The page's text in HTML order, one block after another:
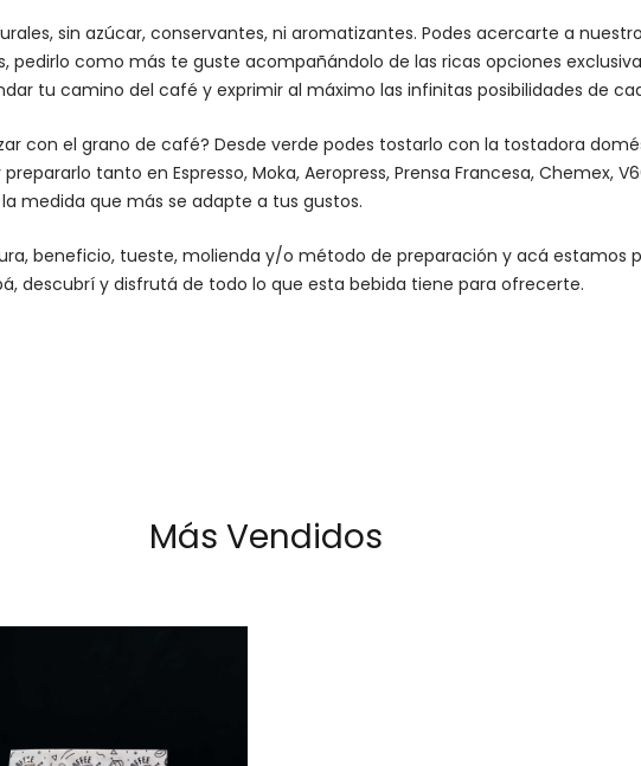
sin azúcar, conservantes, ni aromatizantes. Podes acercarte a
pedirlo como más te guste acompañándolo de las ricas opciones
tu camino del café y exprimir al máximo las infinitas posibilidades de
con el grano de café? Desde verde podes tostarlo con la tostadora
tanto en Espresso, Moka, Aeropress, Prensa Francesa, Chemex,
medida que más se adapte a tus gustos.
beneficio, tueste, molienda y/o método de preparación y acá estamos
descubrí y disfrutá de todo lo que esta bebida tiene para ofrecerte.
Más Vendidos